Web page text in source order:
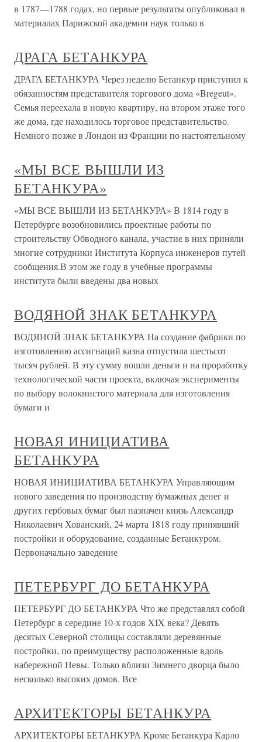
в 1787—1788 годах, но первые результаты опубликовал в
материалах Парижской академии наук только в
ДРАГА БЕТАНКУРА
ДРАГА БЕТАНКУРА Через неделю Бетанкур приступил к
обязанностям представителя торгового дома «Bregeut».
Семья переехала в новую квартиру, на втором этаже того
же дома, где находилось торговое представительство.
Немного позже в Лондон из Франции по настоятельному
«МЫ ВСЕ ВЫШЛИ ИЗ
БЕТАНКУРА»
«МЫ ВСЕ ВЫШЛИ ИЗ БЕТАНКУРА» В 1814 году в
Петербурге возобновились проектные работы по
строительству Обводного канала, участие в них приняли
многие сотрудники Института Корпуса инженеров путей
сообщения.В этом же году в учебные программы
института были введены два новых
ВОДЯНОЙ ЗНАК БЕТАНКУРА
ВОДЯНОЙ ЗНАК БЕТАНКУРА На создание фабрики по
изготовлению ассигнаций казна отпустила шестьсот
тысяч рублей. В эту сумму вошли деньги и на проработку
технологической части проекта, включая эксперименты
по выбору волокнистого материала для изготовления
бумаги и
НОВАЯ ИНИЦИАТИВА
БЕТАНКУРА
НОВАЯ ИНИЦИАТИВА БЕТАНКУРА Управляющим
нового заведения по производству бумажных денег и
других гербовых бумаг был назначен князь Александр
Николаевич Хованский, 24 марта 1818 году принявший
постройки и оборудование, созданные Бетанкуром.
Первоначально заведение
ПЕТЕРБУРГ ДО БЕТАНКУРА
ПЕТЕРБУРГ ДО БЕТАНКУРА Что же представлял собой
Петербург в середине 10-х годов XIX века? Девять
десятых Северной столицы составляли деревянные
постройки, по преимуществу расположенные вдоль
набережной Невы. Только вблизи Зимнего дворца было
несколько высоких домов. Все
АРХИТЕКТОРЫ БЕТАНКУРА
АРХИТЕКТОРЫ БЕТАНКУРА Кроме Бетанкура Карло